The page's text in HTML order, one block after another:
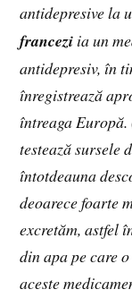
antidepresive la
francezi ia un
antidepresiv, în
înregistrează
întreaga
testează sursele
întotdeauna
deoarece foarte
excretăm, astfel
din apa pe care
aceste